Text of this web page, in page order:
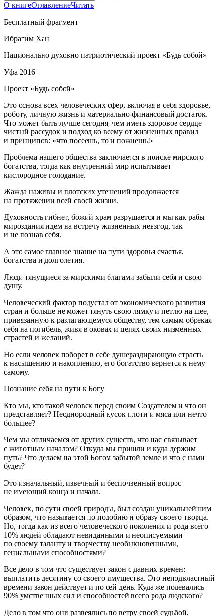
О книгеОглавлениеЧитать
Бесплатный фрагмент
Ибрагим Хан
Национально духовно патриотический проект «Будь собой»
Уфа 2016
Проект «Будь собой»
Это основа всех человеческих сфер, включая в себя здоровье,
роботу, личную жизнь и материально-финансовый достаток.
Что может быть лучше сегодня, чем иметь здоровое сердце
чистый рассудок и подход ко всему от жизненных правил
и принципов: «что посеешь, то и пожнешь!»
Проблема нашего общества заключается в поиске мирского
богатства, тогда как внутренний мир испытывает
кислородное голодание.
Жажда наживы и плотских утешений продолжается
на протяжении всей своей жизни.
Духовность гибнет, божий храм разрушается и мы как рабы
мироздания идем на встречу жизненных невзгод, так
и не познав себя.
А это самое главное знание на пути здоровья счастья,
богатства и долголетия.
Люди тянущиеся за мирскими благами забыли себя и свою
душу.
Человеческий фактор подустал от экономического развития
стран и больше не может тянуть свою лямку и петлю на шее,
привязанную к разлагающемуся обществу, тем самым обрекая
себя на погибель, живя в оковах и цепях своих низменных
страстей и желаний.
Но если человек поборет в себе душераздирающую страсть
к насыщению и накоплению, его богатство вернется к нему
самому.
Познание себя на пути к Богу
Кто мы, кто такой человек перед своим Создателем и что он
представляет? Неоднородный кусок плоти и мяса или нечто
большее?
Чем мы отличаемся от других существ, что нас связывает
с животным началом? Откуда мы пришли и куда держим
путь? Что делаем на этой Богом забытой земле и что с нами
будет?
Это изначальный, извечный и беспочвенный вопрос
не имеющий конца и начала.
Человек, по сути своей природы, был создан уникальнейшим
образом, что называется по подобию и образу своего творца.
Но, тогда как из всего человеческого поколения и рода всего
10% людей обладают невиданными и неописуемыми
по своему таланту и творчеству необыкновенными,
гениальными способностями?
Все дело в том что существует закон с давних времен:
выплатить десятину со своего имущества. Это неподвластный
времени закон действует и по сей день. Куда же подевались
90% умственных сил и способностей всего рода людского?
Дело в том что они развеялись по ветру своей судьбой,